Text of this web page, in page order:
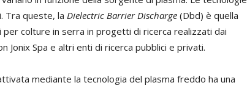
Tra queste, la Dielectric Barrier Discharge (Dbd) è quella
per colture in serra in progetti di ricerca realizzati dai
Jonix Spa e altri enti di ricerca pubblici e privati.
mediante la tecnologia del plasma freddo ha una